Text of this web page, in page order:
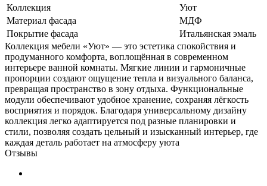
Коллекция
Уют
Материал фасада
МДФ
Покрытие фасада
Итальянская эмаль
Коллекция мебели «Уют» — это эстетика спокойствия и
продуманного комфорта, воплощённая в современном
интерьере ванной комнаты. Мягкие линии и гармоничные
пропорции создают ощущение тепла и визуального баланса,
превращая пространство в зону отдыха. Функциональные
модули обеспечивают удобное хранение, сохраняя лёгкость
восприятия и порядок. Благодаря универсальному дизайну
коллекция легко адаптируется под разные планировки и
стили, позволяя создать цельный и изысканный интерьер, где
каждая деталь работает на атмосферу уюта
Отзывы